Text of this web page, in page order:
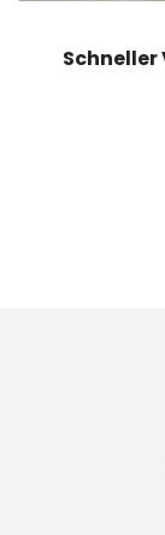
Schneller